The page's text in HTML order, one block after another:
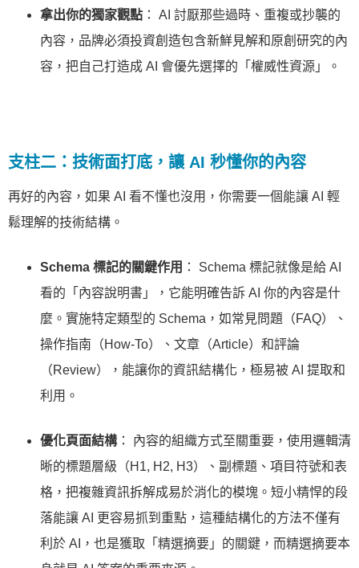
拿出你的獨家觀點 ： AI 討厭那些過時、重複或抄襲的
內容，品牌必須投資創造包含新鮮見解和原創研究的內
容，把自己打造成 AI 會優先選擇的「權威性資源」。
支柱二：技術面打底，讓 AI 秒懂你的內容
再好的內容，如果 AI 看不懂也沒用，你需要一個能讓 AI 輕
鬆理解的技術結構。
Schema 標記的關鍵作用 ： Schema 標記就像是給 AI
看的「內容說明書」，它能明確告訴 AI 你的內容是什
麼。實施特定類型的 Schema，如常見問題（FAQ）、
操作指南（How-To）、文章（Article）和評論
（Review），能讓你的資訊結構化，極易被 AI 提取和
利用。
優化頁面結構： 內容的組織方式至關重要，使用邏輯清
晰的標題層級（H1, H2, H3）、副標題、項目符號和表
格，把複雜資訊拆解成易於消化的模塊。短小精悍的段
落能讓 AI 更容易抓到重點，這種結構化的方法不僅有
利於 AI，也是獲取「精選摘要」的關鍵，而精選摘要本